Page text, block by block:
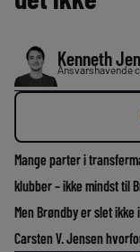
Kenneth
Ansvarshavende
Mange parter i
klubber – ikke mindst til
Men Brøndby er slet
Carsten V. Jensen